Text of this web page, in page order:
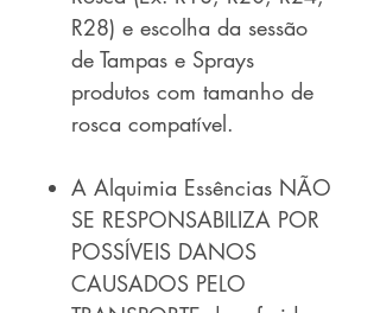
R28) e escolha da sessão
de Tampas e Sprays
produtos com tamanho de
rosca compatível.
A Alquimia Essências NÃO
SE RESPONSABILIZA POR
POSSÍVEIS DANOS
CAUSADOS PELO